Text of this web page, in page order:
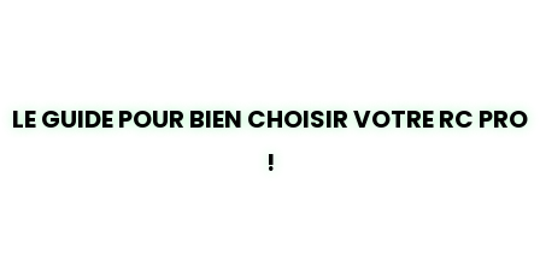
LE GUIDE POUR BIEN CHOISIR VOTRE RC PRO
!